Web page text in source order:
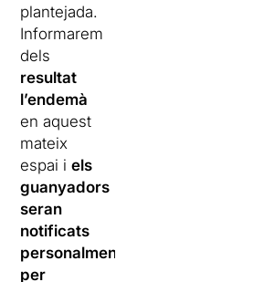
plantejada.
Informarem
dels
resultat
l’endemà
en aquest
mateix
espai iels
guanyadors
seran
notificats
personalment
per